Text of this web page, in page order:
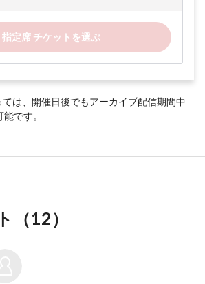
指定席 チケットを選ぶ
は、開催日後でもアーカイブ配信期間中
です。
（12）